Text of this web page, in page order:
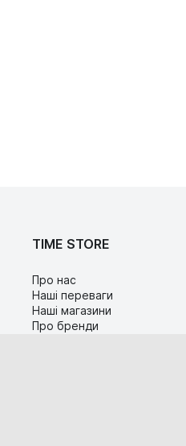
TIME STORE
Про нас
Наші переваги
Наші магазини
Про бренди